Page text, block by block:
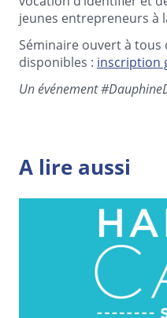
jeunes entrepreneurs à
Séminaire ouvert à tous
disponibles : inscription
Un événement
A lire aussi